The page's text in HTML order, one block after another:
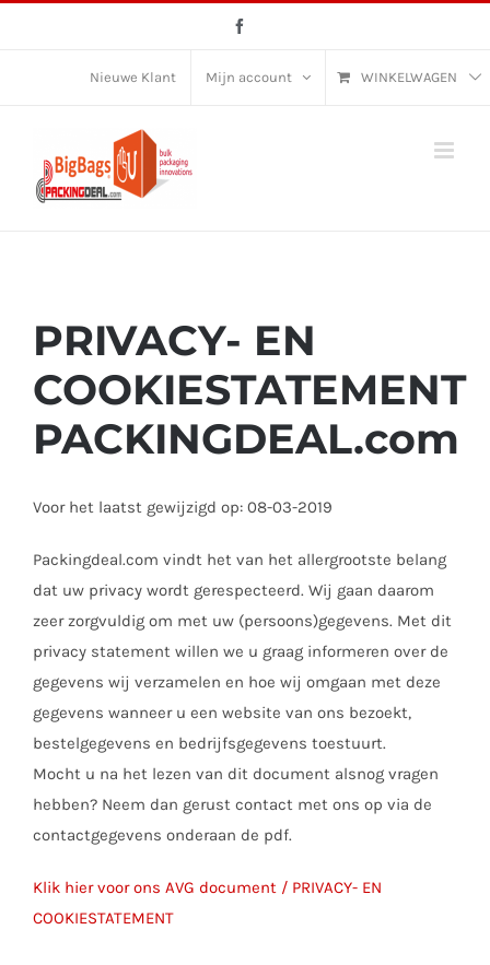
Nieuwe Klant Mijn account WINKELWAGEN
PRIVACY- EN
COOKIESTATEMENT
PACKINGDEAL.com
Voor het laatst gewijzigd op: 08-03-2019
Packingdeal.com vindt het van het allergrootste belang
dat uw privacy wordt gerespecteerd. Wij gaan daarom
zeer zorgvuldig om met uw (persoons)gegevens. Met dit
privacy statement willen we u graag informeren over de
gegevens wij verzamelen en hoe wij omgaan met deze
gegevens wanneer u een website van ons bezoekt,
bestelgegevens en bedrijfsgegevens toestuurt.
Mocht u na het lezen van dit document alsnog vragen
hebben? Neem dan gerust contact met ons op via de
contactgegevens onderaan de pdf.
Klik hier voor ons AVG document / PRIVACY- EN
COOKIESTATEMENT